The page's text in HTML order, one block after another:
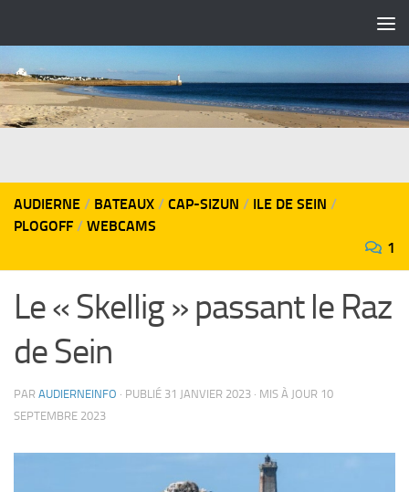
AUDIERNE / BATEAUX / CAP-SIZUN / ILE DE SEIN /
PLOGOFF / WEBCAMS
1
Le « Skellig » passant le Raz
de Sein
PAR AUDIERNEINFO · PUBLIÉ 31 JANVIER 2023 · MIS À JOUR 10
SEPTEMBRE 2023